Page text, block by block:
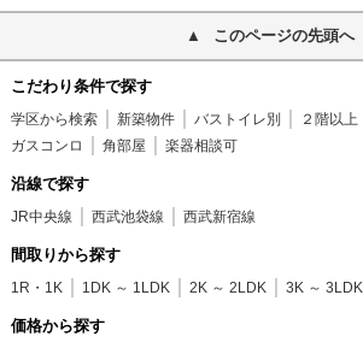
このページの先頭へ
こだわり条件で探す
学区から検索 新築物件 バストイレ別 ２階以上
ガスコンロ
角部屋 楽器相談可
沿線で探す
JR中央線 西武池袋線 西武新宿線
間取りから探す
1R・1K 1DK ～ 1LDK 2K ～ 2LDK 3K ～ 3LDK
価格から探す